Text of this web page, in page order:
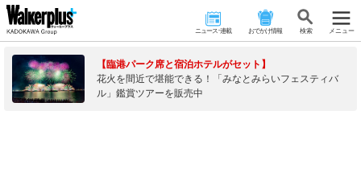
ニュース･連載 おでかけ情報 検 索 メニュー
【臨港パーク席と宿泊ホテルがセット】
花火を間近で堪能できる！「みなとみらいフェスティバ
ル」鑑賞ツアーを販売中